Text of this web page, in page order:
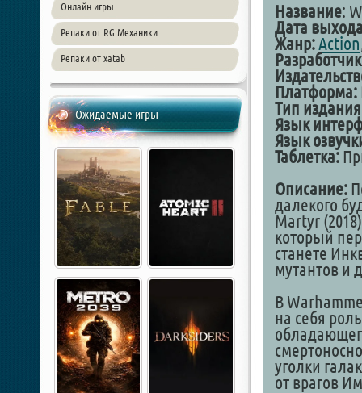
Онлайн игры
Репаки от RG Механики
Репаки от xatab
Ожидаемые игры
Название:
Дата
Жанр:Action
Разработчик
Платформа:
Тип
Язык
Язык
Таблетка:
Описание:
далекого
Martyr
который
станете
мутантов и
В
на себя
уголки
от врагов